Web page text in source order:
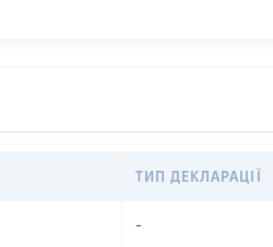
ТИП ДЕКЛАРАЦІЇ
-